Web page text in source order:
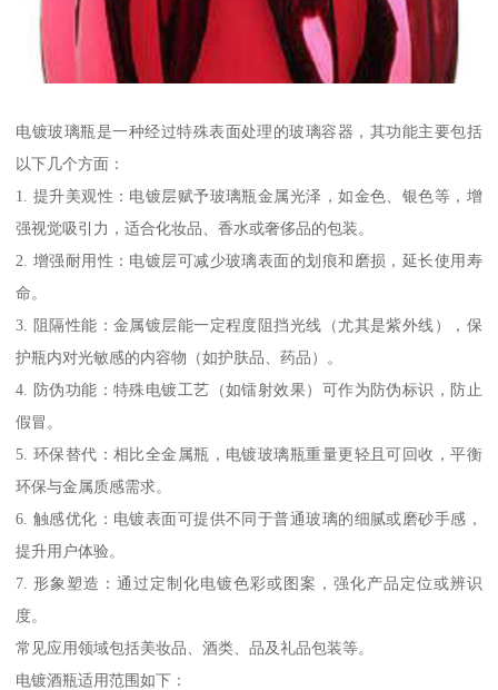
电镀玻璃瓶是一种经过特殊表面处理的玻璃容器，其功能主要包括
以下几个方面：
1. 提升美观性：电镀层赋予玻璃瓶金属光泽，如金色、银色等，增
强视觉吸引力，适合化妆品、香水或奢侈品的包装。
2. 增强耐用性：电镀层可减少玻璃表面的划痕和磨损，延长使用寿
命。
3. 阻隔性能：金属镀层能一定程度阻挡光线（尤其是紫外线），保
护瓶内对光敏感的内容物（如护肤品、药品）。
4. 防伪功能：特殊电镀工艺（如镭射效果）可作为防伪标识，防止
假冒。
5. 环保替代：相比全金属瓶，电镀玻璃瓶重量更轻且可回收，平衡
环保与金属质感需求。
6. 触感优化：电镀表面可提供不同于普通玻璃的细腻或磨砂手感，
提升用户体验。
7. 形象塑造：通过定制化电镀色彩或图案，强化产品定位或辨识
度。
常见应用领域包括美妆品、酒类、品及礼品包装等。
电镀酒瓶适用范围如下：